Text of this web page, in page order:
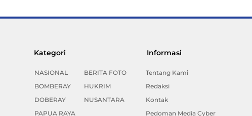
Back
Kategori
NASIONAL
BOMBERAY
DOBERAY
PAPUA RAYA
BERITA FOTO
HUKRIM
NUSANTARA
Informasi
Tentang Kami
Redaksi
Kontak
Pedoman Media Cyber